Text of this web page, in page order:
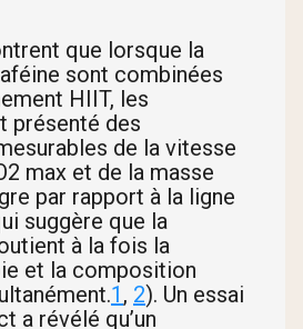
que lorsque la
sont combinées
HIIT, les
présenté des
de la vitesse
max et de la masse
par rapport à la ligne
suggère que la
à la fois la
et la composition
1 , 2). Un essai
a révélé qu’un